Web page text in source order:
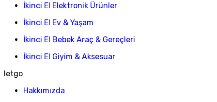
İkinci El Elektronik Ürünler
İkinci El Ev & Yaşam
İkinci El Bebek Araç & Gereçleri
İkinci El Giyim & Aksesuar
letgo
Hakkımızda